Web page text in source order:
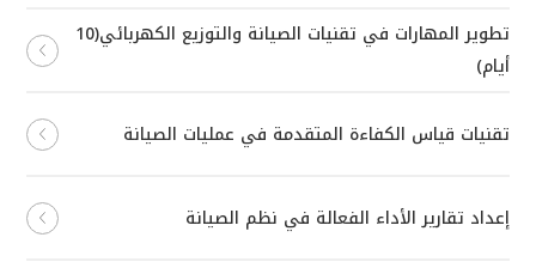
تطوير المهارات في تقنيات الصيانة والتوزيع الكهربائي(10
أيام)
تقنيات قياس الكفاءة المتقدمة في عمليات الصيانة
إعداد تقارير الأداء الفعالة في نظم الصيانة